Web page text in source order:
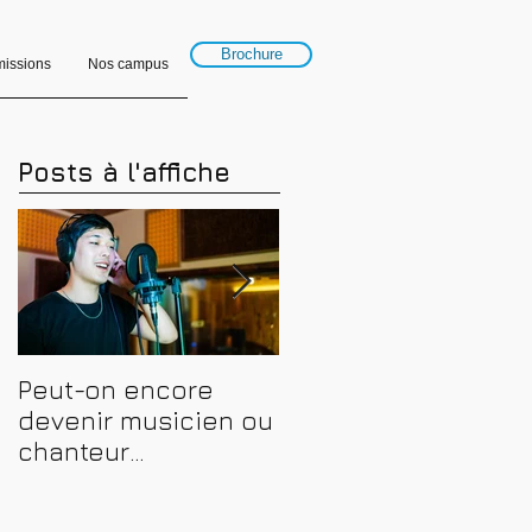
Nos campus
Brochure
Posts à l'affiche
Peut-on encore
devenir musicien ou
chanteur